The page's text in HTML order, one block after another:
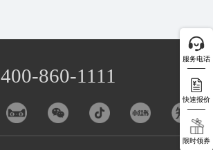
400-860-1111
服务电话
快速报价
限时领券